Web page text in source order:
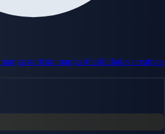
#artista manga #habilidades creativas